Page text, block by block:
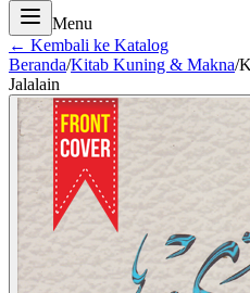
Menu
← Kembali ke Katalog
Beranda/Kitab Kuning & Makna/
Jalalain